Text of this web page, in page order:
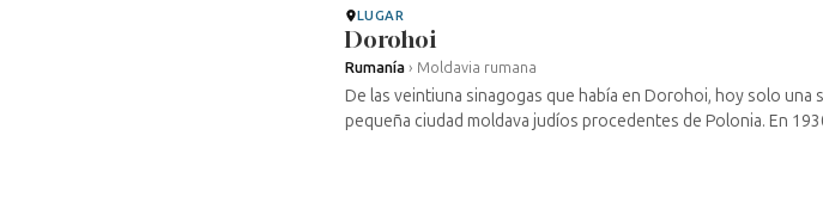
LUGAR
Dorohoi
Rumanía › Moldavia rumana
De las veintiuna sinagogas que había en Dorohoi, hoy solo una
pequeña ciudad moldava judíos procedentes de Polonia. En